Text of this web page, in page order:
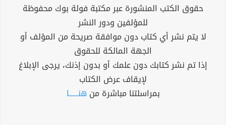
حقوق الكتب المنشورة عبر مكتبة فولة بوك محفوظة
للمؤلفين ودور النشر
لا يتم نشر أي كتاب دون موافقة صريحة من المؤلف أو
الجهة المالكة للحقوق
إذا تم نشر كتابك دون علمك أو بدون إذنك، يرجى الإبلاغ
لإيقاف عرض الكتاب
بمراسلتنا مباشرة من هنــــــا